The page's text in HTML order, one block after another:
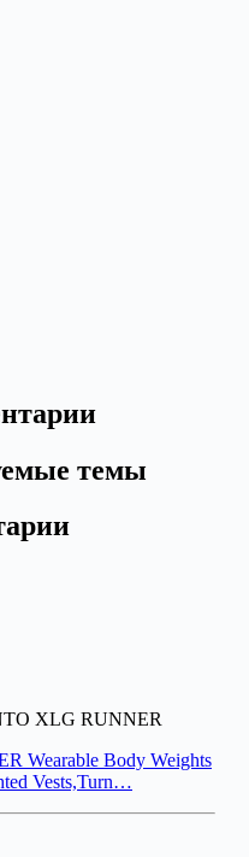
темы
XLG RUNNER
Wearable Body Weights
Vests,Turn…